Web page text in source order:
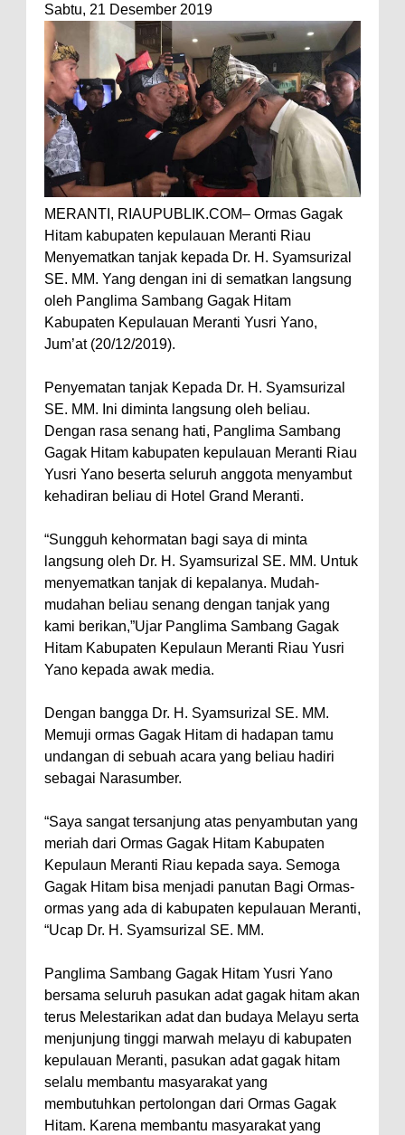
Sabtu, 21 Desember 2019
MERANTI, RIAUPUBLIK.COM– Ormas Gagak
Hitam kabupaten kepulauan Meranti Riau
Menyematkan tanjak kepada Dr. H. Syamsurizal
SE. MM. Yang dengan ini di sematkan langsung
oleh Panglima Sambang Gagak Hitam
Kabupaten Kepulauan Meranti Yusri Yano,
Jum’at (20/12/2019).
Penyematan tanjak Kepada Dr. H. Syamsurizal
SE. MM. Ini diminta langsung oleh beliau.
Dengan rasa senang hati, Panglima Sambang
Gagak Hitam kabupaten kepulauan Meranti Riau
Yusri Yano beserta seluruh anggota menyambut
kehadiran beliau di Hotel Grand Meranti.
“Sungguh kehormatan bagi saya di minta
langsung oleh Dr. H. Syamsurizal SE. MM. Untuk
menyematkan tanjak di kepalanya. Mudah-
mudahan beliau senang dengan tanjak yang
kami berikan,”Ujar Panglima Sambang Gagak
Hitam Kabupaten Kepulaun Meranti Riau Yusri
Yano kepada awak media.
Dengan bangga Dr. H. Syamsurizal SE. MM.
Memuji ormas Gagak Hitam di hadapan tamu
undangan di sebuah acara yang beliau hadiri
sebagai Narasumber.
“Saya sangat tersanjung atas penyambutan yang
meriah dari Ormas Gagak Hitam Kabupaten
Kepulaun Meranti Riau kepada saya. Semoga
Gagak Hitam bisa menjadi panutan Bagi Ormas-
ormas yang ada di kabupaten kepulauan Meranti,
“Ucap Dr. H. Syamsurizal SE. MM.
Panglima Sambang Gagak Hitam Yusri Yano
bersama seluruh pasukan adat gagak hitam akan
terus Melestarikan adat dan budaya Melayu serta
menjunjung tinggi marwah melayu di kabupaten
kepulauan Meranti, pasukan adat gagak hitam
selalu membantu masyarakat yang
membutuhkan pertolongan dari Ormas Gagak
Hitam. Karena membantu masyarakat yang